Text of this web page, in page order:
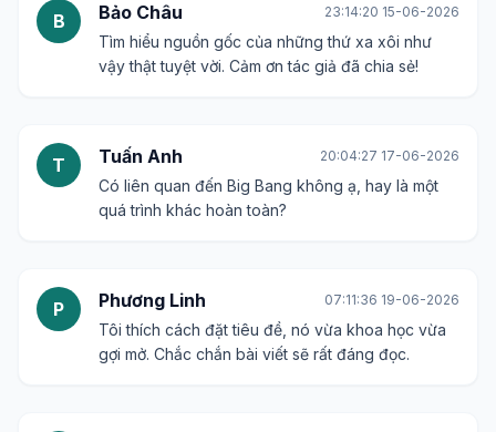
B Bảo Châu 23:14:20 15-06-2026
Tìm hiểu nguồn gốc của những thứ xa xôi như
vậy thật tuyệt vời. Cảm ơn tác giả đã chia sẻ!
T Tuấn Anh 20:04:27 17-06-2026
Có liên quan đến Big Bang không ạ, hay là một
quá trình khác hoàn toàn?
P Phương Linh 07:11:36 19-06-2026
Tôi thích cách đặt tiêu đề, nó vừa khoa học vừa
gợi mở. Chắc chắn bài viết sẽ rất đáng đọc.